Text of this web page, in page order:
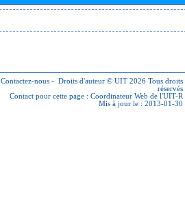
Contactez-nous - Droits d'auteur © UIT 2026 Tous droits
réservés
Contact pour cette page : Coordinateur Web de l'UIT-R
Mis à jour le : 2013-01-30